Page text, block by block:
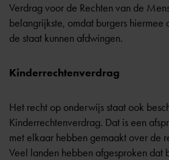
Verdrag voor de Rechten van de
belangrijkste, omdat burgers hiermee
de staat kunnen afdwingen.
Kinderrechtenverdrag
Het recht op onderwijs staat ook
Kinderrechtenverdrag. Dat is een
met elkaar hebben gemaakt over de
Veel landen hebben afgesproken dat